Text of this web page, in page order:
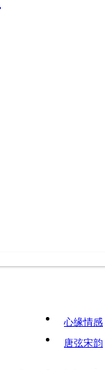
心缘情感
唐弦宋韵